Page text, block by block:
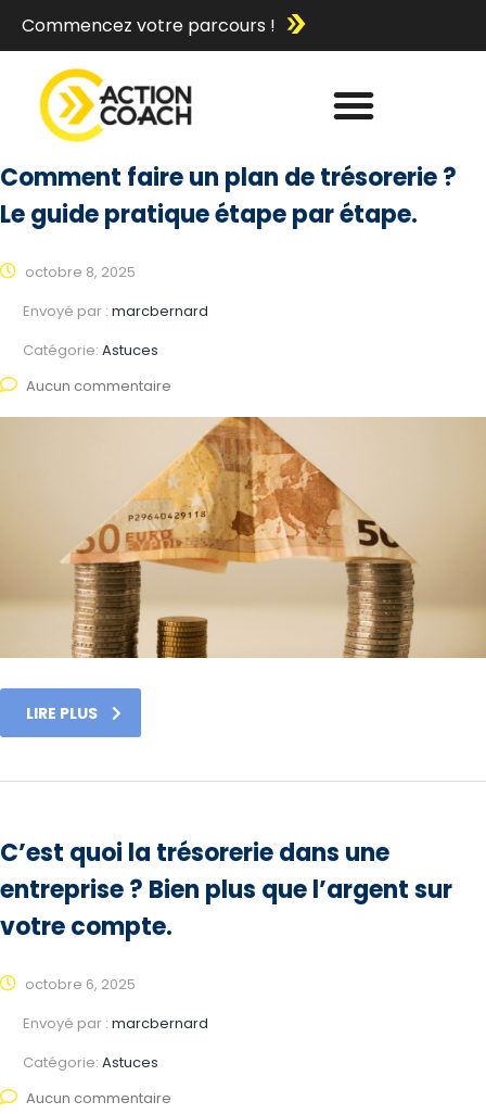
Commencez votre parcours !
Comment faire un plan de trésorerie ?
Le guide pratique étape par étape.
octobre 8, 2025
Envoyé par : marcbernard
Catégorie: Astuces
Aucun commentaire
LIRE PLUS
C’est quoi la trésorerie dans une
entreprise ? Bien plus que l’argent sur
votre compte.
octobre 6, 2025
Envoyé par : marcbernard
Catégorie: Astuces
Aucun commentaire